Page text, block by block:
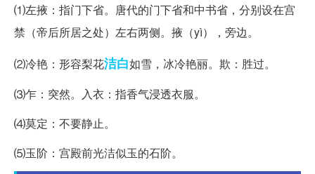
⑴左掖：指门下省。唐代的门下省和中书省，分别设在宫
禁（帝后所居之处）左右两侧。掖（yì），旁边。
⑵冷艳：形容梨花洁白如雪，冰冷艳丽。欺：胜过。
⑶乍：突然。入衣：指香气浸透衣服。
⑷莫定：不要静止。
⑸玉阶：宫殿前光洁似玉的石阶。